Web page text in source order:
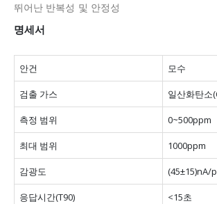
뛰어난 반복성 및 안정성
명세서
안건 모수
검출 가스 일산화탄소
측정 범위 0~500ppm
최대 범위 1000ppm
감광도 (45±15)nA/
응답시간(T90) <15초